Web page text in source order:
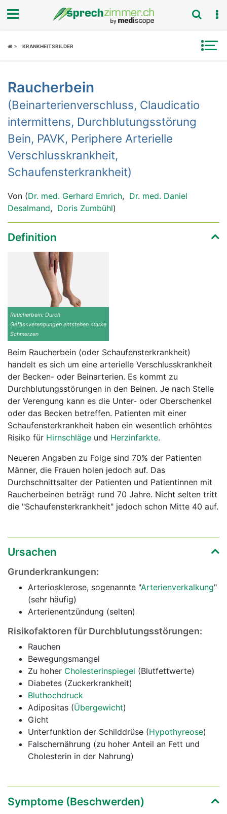
Fokus
Symptome
Untersuchungen
News
KRANKHEITSBILDER
Raucherbein
(Beinarterienverschluss, Claudicatio
intermittens, Durchblutungsstörung
Bein, PAVK, Periphere Arterielle
Verschlusskrankheit,
Schaufensterkrankheit)
Von (Dr. med. Gerhard Emrich, Dr. med. Daniel
Desalmand, Doris Zumbühl)
Definition
Raucherbein: Durch
Gefässverengungen entstehen starke
Schmerzen
Beim Raucherbein (oder Schaufensterkrankheit)
handelt es sich um eine arterielle Verschlusskrankheit
der Becken- oder Beinarterien. Es kommt zu
Durchblutungsstörungen in den Beinen. Je nach Stelle
der Verengung kann es die Unter- oder Oberschenkel
oder das Becken betreffen. Patienten mit einer
Schaufensterkrankheit haben ein wesentlich erhöhtes
Risiko für Hirnschläge und Herzinfarkte.
Neueren Angaben zu Folge sind 70% der Patienten
Männer, die Frauen holen jedoch auf. Das
Durchschnittsalter der Patienten und Patientinnen mit
Raucherbeinen beträgt rund 70 Jahre. Nicht selten tritt
die "Schaufensterkrankheit" jedoch schon Mitte 40 auf.
Ursachen
Grunderkrankungen:
Arteriosklerose, sogenannte "Arterienverkalkung"
(sehr häufig)
Arterienentzündung (selten)
Risikofaktoren für Durchblutungsstörungen:
Rauchen
Bewegungsmangel
Zu hoher Cholesterinspiegel (Blutfettwerte)
Diabetes (Zuckerkrankheit)
Bluthochdruck
Adipositas (Übergewicht)
Gicht
Unterfunktion der Schilddrüse (Hypothyreose)
Falschernährung (zu hoher Anteil an Fett und
Cholesterin in der Nahrung)
Symptome (Beschwerden)